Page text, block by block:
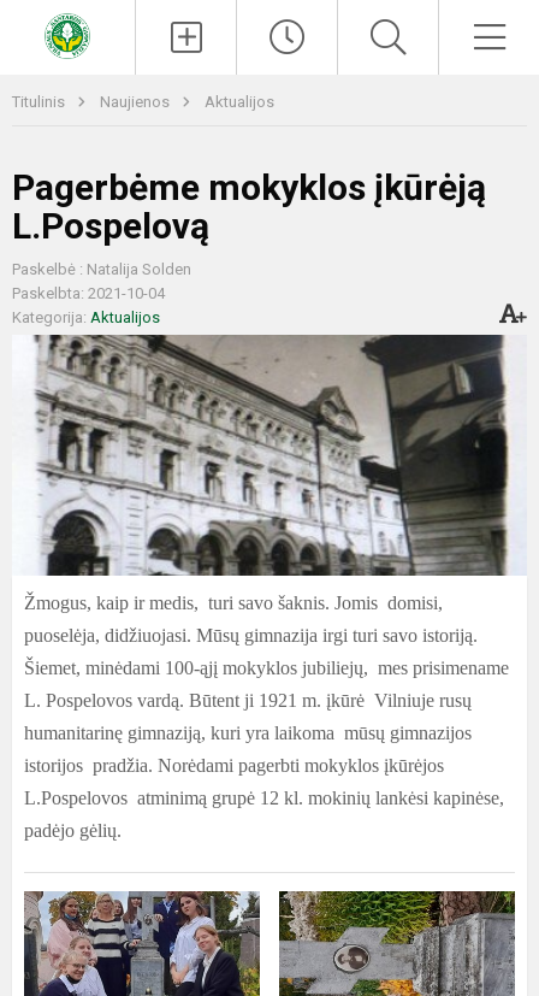
Titulinis Naujienos Aktualijos
Pagerbėme mokyklos įkūrėją
L.Pospelovą
Paskelbė : Natalija Solden
Paskelbta: 2021-10-04
Kategorija: Aktualijos
Žmogus, kaip ir medis, turi savo šaknis. Jomis domisi,
puoselėja, didžiuojasi. Mūsų gimnazija irgi turi savo istoriją.
Šiemet, minėdami 100-ąjį mokyklos jubiliejų, mes prisimename
L. Pospelovos vardą. Būtent ji 1921 m. įkūrė Vilniuje rusų
humanitarinę gimnaziją, kuri yra laikoma mūsų gimnazijos
istorijos pradžia. Norėdami pagerbti mokyklos įkūrėjos
L.Pospelovos atminimą grupė 12 kl. mokinių lankėsi kapinėse,
padėjo gėlių.